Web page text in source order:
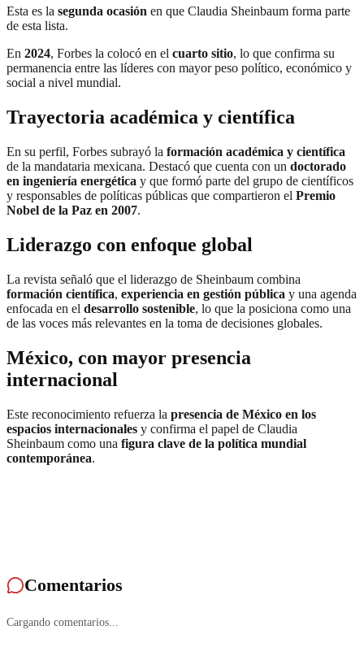
Esta es la segunda ocasión en que Claudia Sheinbaum forma parte
de esta lista.
En 2024, Forbes la colocó en el cuarto sitio, lo que confirma su
permanencia entre las líderes con mayor peso político, económico y
social a nivel mundial.
Trayectoria académica y científica
En su perfil, Forbes subrayó la formación académica y científica
de la mandataria mexicana. Destacó que cuenta con un doctorado
en ingeniería energética y que formó parte del grupo de científicos
y responsables de políticas públicas que compartieron el Premio
Nobel de la Paz en 2007.
Liderazgo con enfoque global
La revista señaló que el liderazgo de Sheinbaum combina
formación científica, experiencia en gestión pública y una agenda
enfocada en el desarrollo sostenible, lo que la posiciona como una
de las voces más relevantes en la toma de decisiones globales.
México, con mayor presencia
internacional
Este reconocimiento refuerza la presencia de México en los
espacios internacionales y confirma el papel de Claudia
Sheinbaum como una figura clave de la política mundial
contemporánea.
Comentarios
Cargando comentarios...